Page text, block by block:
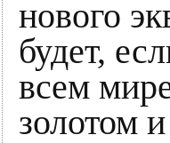
нового
будет,
всем
золотом